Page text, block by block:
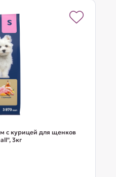
с курицей для щенков
3кг